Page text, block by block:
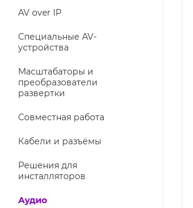
AV over IP
Специальные AV-
устройства
Масштабаторы и
преобразователи
развертки
Совместная работа
Кабели и разъёмы
Решения для
инсталляторов
Аудио